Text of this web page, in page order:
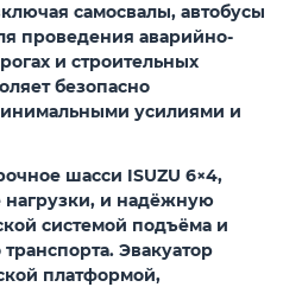
самосвалы, автобусы
проведения аварийно-
и строительных
безопасно
усилиями и
шасси ISUZU 6×4,
нагрузки, и надёжную
системой подъёма и
Эвакуатор
платформой,